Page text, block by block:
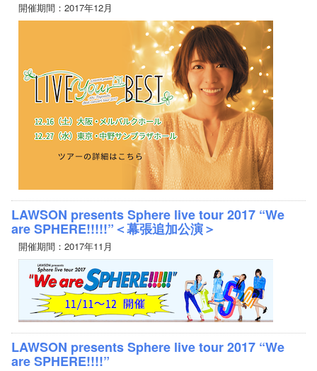
開催期間：2017年12月
LAWSON presents Sphere live tour 2017 “We
are SPHERE!!!!!”＜幕張追加公演＞
開催期間：2017年11月
LAWSON presents Sphere live tour 2017 “We
are SPHERE!!!!”